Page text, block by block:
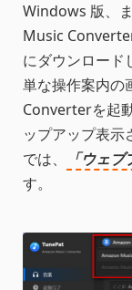
Windows 版、
Music
にダウンロード
単な操作案内の
Converterを起
ップアップ表示
では、
「ウェ
す。